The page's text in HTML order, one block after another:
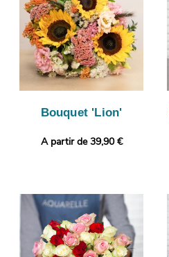
Bouquet 'Lion'
A partir de 39,90 €